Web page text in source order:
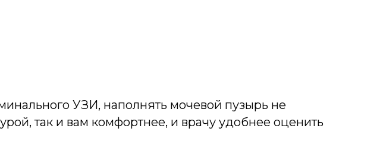
УЗИ, наполнять мочевой пузырь не
так и вам комфортнее, и врачу удобнее оценить